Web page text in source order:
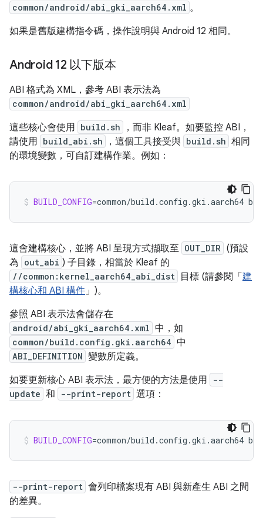
common/android/abi_gki_aarch64.xml 。
如果是舊版建構指令碼，操作說明與 Android 12 相同。
Android 12 以下版本
ABI 格式為 XML，參考 ABI 表示法為
common/android/abi_gki_aarch64.xml
這些核心會使用 build.sh
，而非 Kleaf。如要監控 ABI，
請使用 build_abi.sh ，這個工具接受與 build.sh 相同
的環境變數，可自訂建構作業。例如：
BUILD_CONFIG=common/build.config.gki.aarch64
這會建構核心，並將 ABI 呈現方式擷取至 OUT_DIR (預設
為 out_abi ) 子目錄，相當於 Kleaf 的
//common:kernel_aarch64_abi_dist 目標 (請參閱「 建
構核心和 ABI 構件」)。
參照 ABI 表示法會儲存在
android/abi_gki_aarch64.xml 中，如
common/build.config.gki.aarch64 中
ABI_DEFINITION 變數所定義。
如要更新核心 ABI 表示法，最方便的方法是使用
--
update 和 --print-report 選項：
BUILD_CONFIG=common/build.config.gki.aarch64
--print-report 會列印檔案現有 ABI 與新產生 ABI 之間
的差異。